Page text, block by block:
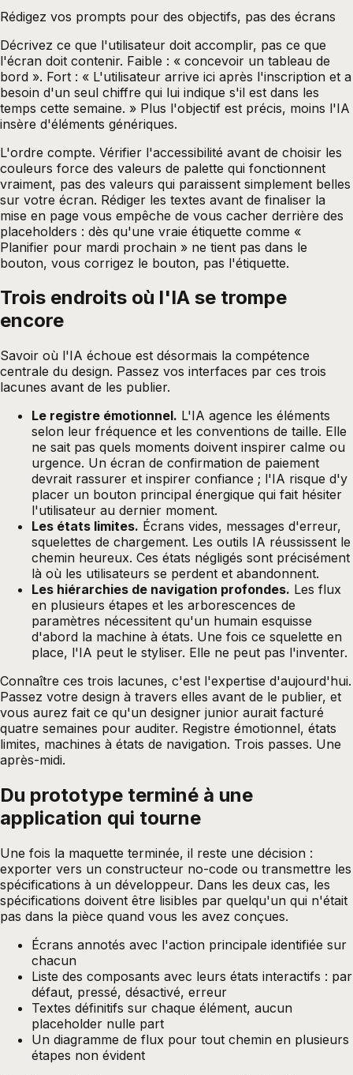
Rédigez vos prompts pour des objectifs, pas des écrans
Décrivez ce que l'utilisateur doit accomplir, pas ce que
l'écran doit contenir. Faible : « concevoir un tableau de
bord ». Fort : « L'utilisateur arrive ici après l'inscription et a
besoin d'un seul chiffre qui lui indique s'il est dans les
temps cette semaine. » Plus l'objectif est précis, moins l'IA
insère d'éléments génériques.
L'ordre compte. Vérifier l'accessibilité avant de choisir les
couleurs force des valeurs de palette qui fonctionnent
vraiment, pas des valeurs qui paraissent simplement belles
sur votre écran. Rédiger les textes avant de finaliser la
mise en page vous empêche de vous cacher derrière des
placeholders : dès qu'une vraie étiquette comme «
Planifier pour mardi prochain » ne tient pas dans le
bouton, vous corrigez le bouton, pas l'étiquette.
Trois endroits où l'IA se trompe
encore
Savoir où l'IA échoue est désormais la compétence
centrale du design. Passez vos interfaces par ces trois
lacunes avant de les publier.
Le registre émotionnel. L'IA agence les éléments
selon leur fréquence et les conventions de taille. Elle
ne sait pas quels moments doivent inspirer calme ou
urgence. Un écran de confirmation de paiement
devrait rassurer et inspirer confiance ; l'IA risque d'y
placer un bouton principal énergique qui fait hésiter
l'utilisateur au dernier moment.
Les états limites. Écrans vides, messages d'erreur,
squelettes de chargement. Les outils IA réussissent le
chemin heureux. Ces états négligés sont précisément
là où les utilisateurs se perdent et abandonnent.
Les hiérarchies de navigation profondes. Les flux
en plusieurs étapes et les arborescences de
paramètres nécessitent qu'un humain esquisse
d'abord la machine à états. Une fois ce squelette en
place, l'IA peut le styliser. Elle ne peut pas l'inventer.
Connaître ces trois lacunes, c'est l'expertise d'aujourd'hui.
Passez votre design à travers elles avant de le publier, et
vous aurez fait ce qu'un designer junior aurait facturé
quatre semaines pour auditer. Registre émotionnel, états
limites, machines à états de navigation. Trois passes. Une
après-midi.
Du prototype terminé à une
application qui tourne
Une fois la maquette terminée, il reste une décision :
exporter vers un constructeur no-code ou transmettre les
spécifications à un développeur. Dans les deux cas, les
spécifications doivent être lisibles par quelqu'un qui n'était
pas dans la pièce quand vous les avez conçues.
Écrans annotés avec l'action principale identifiée sur
chacun
Liste des composants avec leurs états interactifs : par
défaut, pressé, désactivé, erreur
Textes définitifs sur chaque élément, aucun
placeholder nulle part
Un diagramme de flux pour tout chemin en plusieurs
étapes non évident